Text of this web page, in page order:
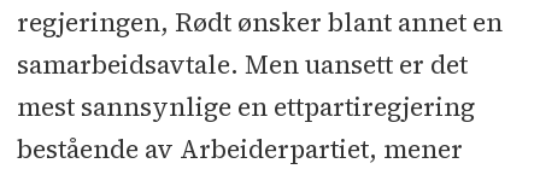
regjeringen, Rødt ønsker blant annet en
samarbeidsavtale. Men uansett er det
mest sannsynlige en ettpartiregjering
bestående av Arbeiderpartiet, mener